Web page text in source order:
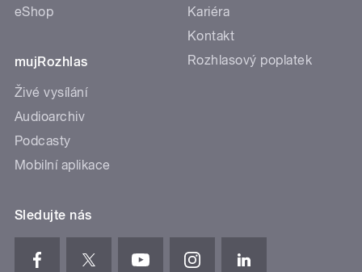
eShop
mujRozhlas
Živé vysílání
Audioarchiv
Podcasty
Mobilní aplikace
Kariéra
Kontakt
Rozhlasový poplatek
Sledujte nás